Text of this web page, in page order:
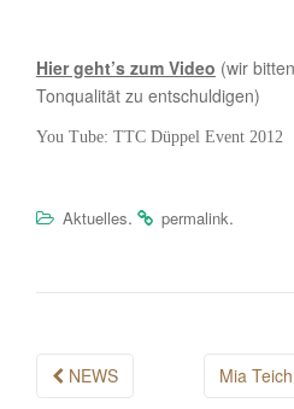
Hier geht’s zum Video (wir
Tonqualität zu entschuldigen)
You Tube: TTC Düppel Event 2012
Aktuelles. permalink.
Post
NEWS Mia